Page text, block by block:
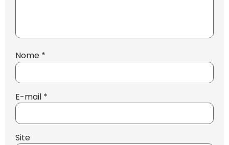
Nome *
E-mail *
Site